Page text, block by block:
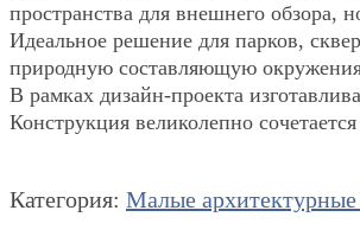
пространства для внешнего обзора,
Идеальное решение для парков,
природную составляющую
В рамках дизайн-проекта
Конструкция великолепно
Категория: Малые